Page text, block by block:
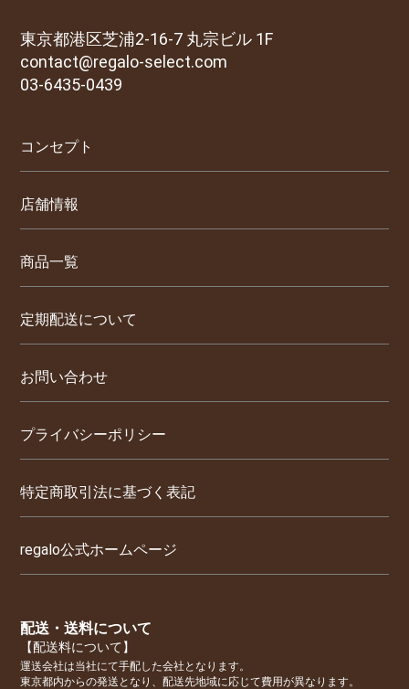
東京都港区芝浦2-16-7 丸宗ビル 1F
contact@regalo-select.com
03-6435-0439
コンセプト
店舗情報
商品一覧
定期配送について
お問い合わせ
プライバシーポリシー
特定商取引法に基づく表記
regalo公式ホームページ
配送・送料について
【配送料について】
運送会社は当社にて手配した会社となります。
東京都内からの発送となり、配送先地域に応じて費用が異なります。